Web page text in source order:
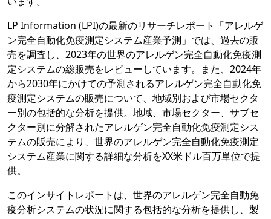
LP Information (LPI)の最新のリサーチレポート「アレルゲ
ン完全自動化免疫測定システム産業予測」では、過去の販
売を調査し、2023年の世界のアレルゲン完全自動化免疫測
定システムの総販売をレビューしています。また、2024年
から2030年にかけての予測されるアレルゲン完全自動化免
疫測定システムの販売について、地域別および市場セクタ
ー別の包括的な分析を提供。地域、市場セクター、サブセ
クター別に分解されたアレルゲン完全自動化免疫測定シス
テムの販売により、世界のアレルゲン完全自動化免疫測定
システム産業に関する詳細な分析をXX米ドル百万単位で提
供。
このインサイトレポートは、世界のアレルゲン完全自動免
疫分析システムの状況に関する包括的な分析を提供し、製